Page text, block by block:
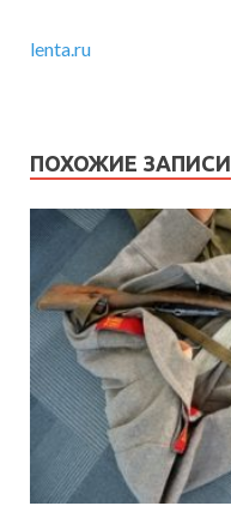
lenta.ru
ПОХОЖИЕ ЗАПИСИ